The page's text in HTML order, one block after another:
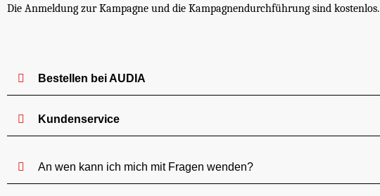
Die Anmeldung zur Kampagne und die Kampagnendurchführung sind kostenlos.
Bestellen bei AUDIA
Kundenservice
An wen kann ich mich mit Fragen wenden?